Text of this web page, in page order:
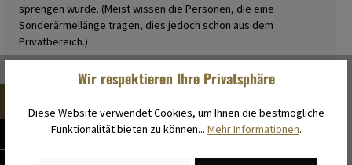
sprengen würde. (Meist wissen die Personen, die eine
Sonderärmellänge tragen, dies jedoch schon aus dem
Privatbereich.)
HEMDENSTICKEREI STEINWINTER
Wir respektieren Ihre Privatsphäre
Diese Website verwendet Cookies, um Ihnen die bestmögliche
Funktionalität bieten zu können... Mehr Informationen.